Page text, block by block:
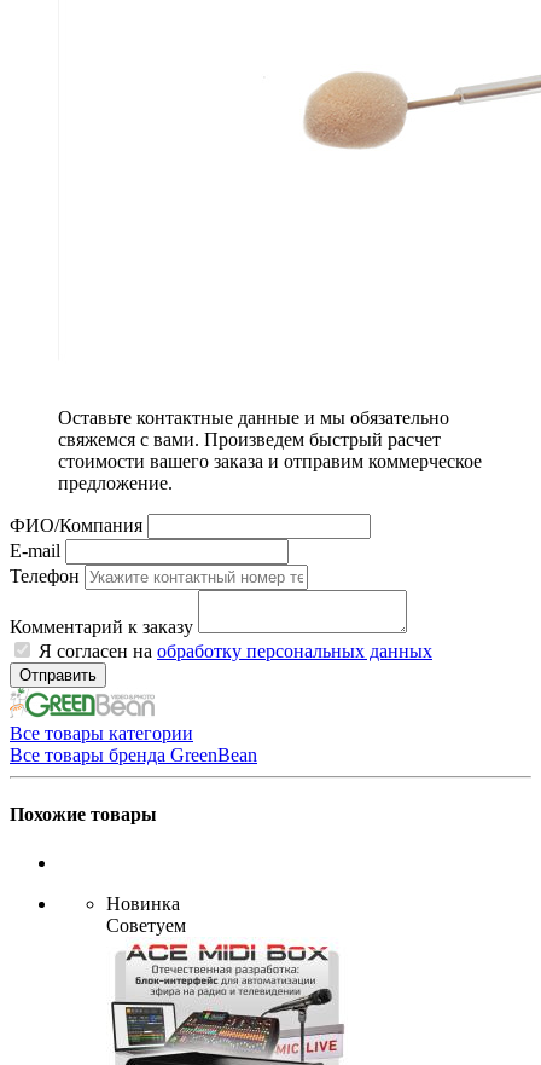
Оставьте контактные данные и мы обязательно
свяжемся с вами. Произведем быстрый расчет
стоимости вашего заказа и отправим коммерческое
предложение.
ФИО/Компания
E-mail
Телефон
Комментарий к заказу
Я согласен на обработку персональных данных
Отправить
Все товары категории
Все товары бренда GreenBean
Похожие товары
Новинка
Советуем